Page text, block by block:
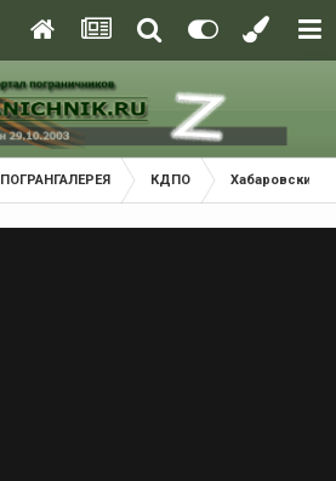
ПОГРАНГАЛЕРЕЯ КДПО Хабаровский